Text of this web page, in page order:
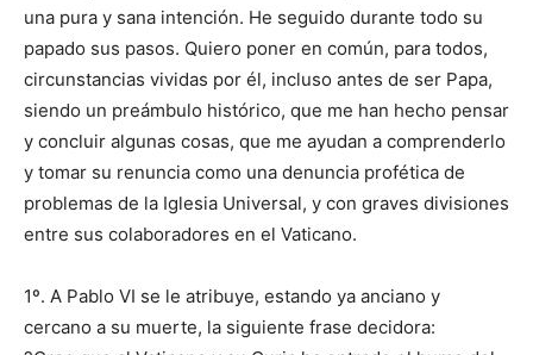
una pura y sana intención. He seguido durante todo su
papado sus pasos. Quiero poner en común, para todos,
circunstancias vividas por él, incluso antes de ser Papa,
siendo un preámbulo histórico, que me han hecho pensar
y concluir algunas cosas, que me ayudan a comprenderlo
y tomar su renuncia como una denuncia profética de
problemas de la Iglesia Universal, y con graves divisiones
entre sus colaboradores en el Vaticano.
1º. A Pablo VI se le atribuye, estando ya anciano y
cercano a su muerte, la siguiente frase decidora: